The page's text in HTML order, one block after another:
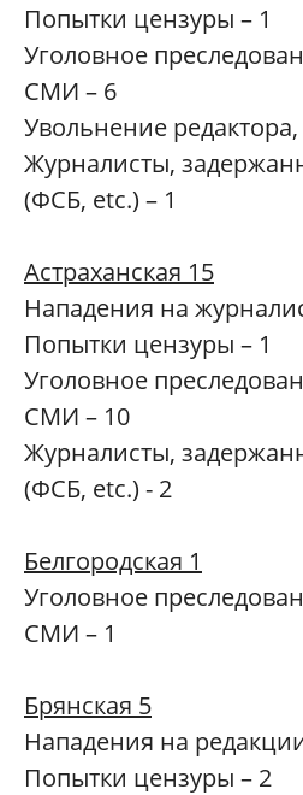
Попытки цензуры – 1
Уголовное
СМИ – 6
Увольнение
Журналисты,
(ФСБ, etc.) – 1
Астраханская 15
Нападения на
Попытки цензуры – 1
Уголовное
СМИ – 10
Журналисты,
(ФСБ, etc.) - 2
Белгородская 1
Уголовное
СМИ – 1
Брянская 5
Нападения на
Попытки цензуры – 2